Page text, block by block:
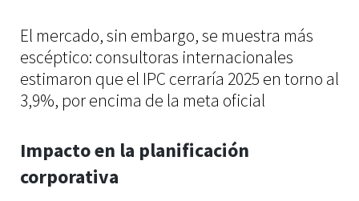
El mercado, sin embargo, se muestra más
escéptico: consultoras internacionales
estimaron que el IPC cerraría 2025 en torno al
3,9%, por encima de la meta oficial
Impacto en la planificación
corporativa